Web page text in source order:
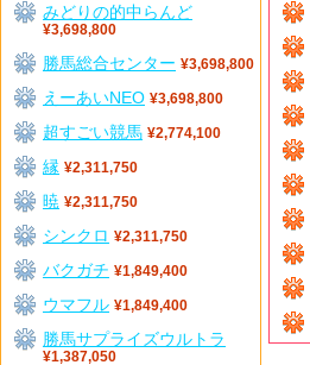
みどりの的中らんど
¥3,698,800
勝馬総合センター ¥3,698,800
えーあいNEO ¥3,698,800
超すごい競馬 ¥2,774,100
縁 ¥2,311,750
暁 ¥2,311,750
シンクロ ¥2,311,750
バクガチ ¥1,849,400
ウマフル ¥1,849,400
勝馬サプライズウルトラ
¥1,387,050